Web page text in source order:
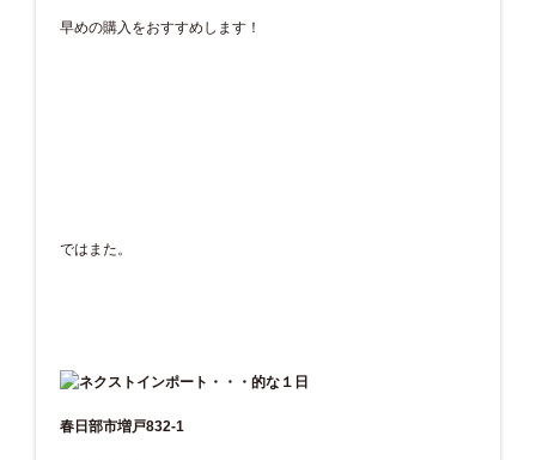
早めの購入をおすすめします！
ではまた。
春日部市増戸832-1